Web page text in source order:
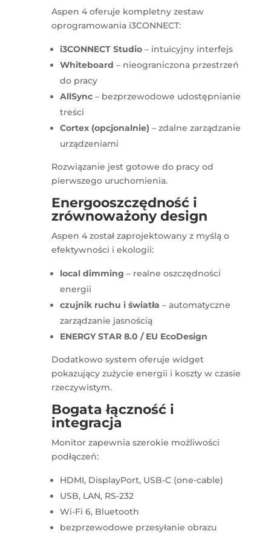
Aspen 4 oferuje kompletny zestaw
oprogramowania i3CONNECT:
i3CONNECT Studio – intuicyjny interfejs
Whiteboard – nieograniczona przestrzeń
do pracy
AllSync – bezprzewodowe udostępnianie
treści
Cortex (opcjonalnie) – zdalne zarządzanie
urządzeniami
Rozwiązanie jest gotowe do pracy od
pierwszego uruchomienia.
Energooszczędność i
zrównoważony design
Aspen 4 został zaprojektowany z myślą o
efektywności i ekologii:
local dimming – realne oszczędności
energii
czujnik ruchu i światła – automatyczne
zarządzanie jasnością
ENERGY STAR 8.0 / EU EcoDesign
Dodatkowo system oferuje widget
pokazujący zużycie energii i koszty w czasie
rzeczywistym.
Bogata łączność i
integracja
Monitor zapewnia szerokie możliwości
podłączeń:
HDMI, DisplayPort, USB-C (one-cable)
USB, LAN, RS-232
Wi-Fi 6, Bluetooth
bezprzewodowe przesyłanie obrazu